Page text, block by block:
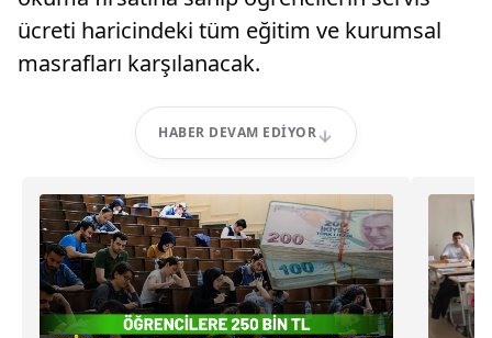
ücreti haricindeki tüm eğitim ve kurumsal
masrafları karşılanacak.
HABER DEVAM EDIYOR